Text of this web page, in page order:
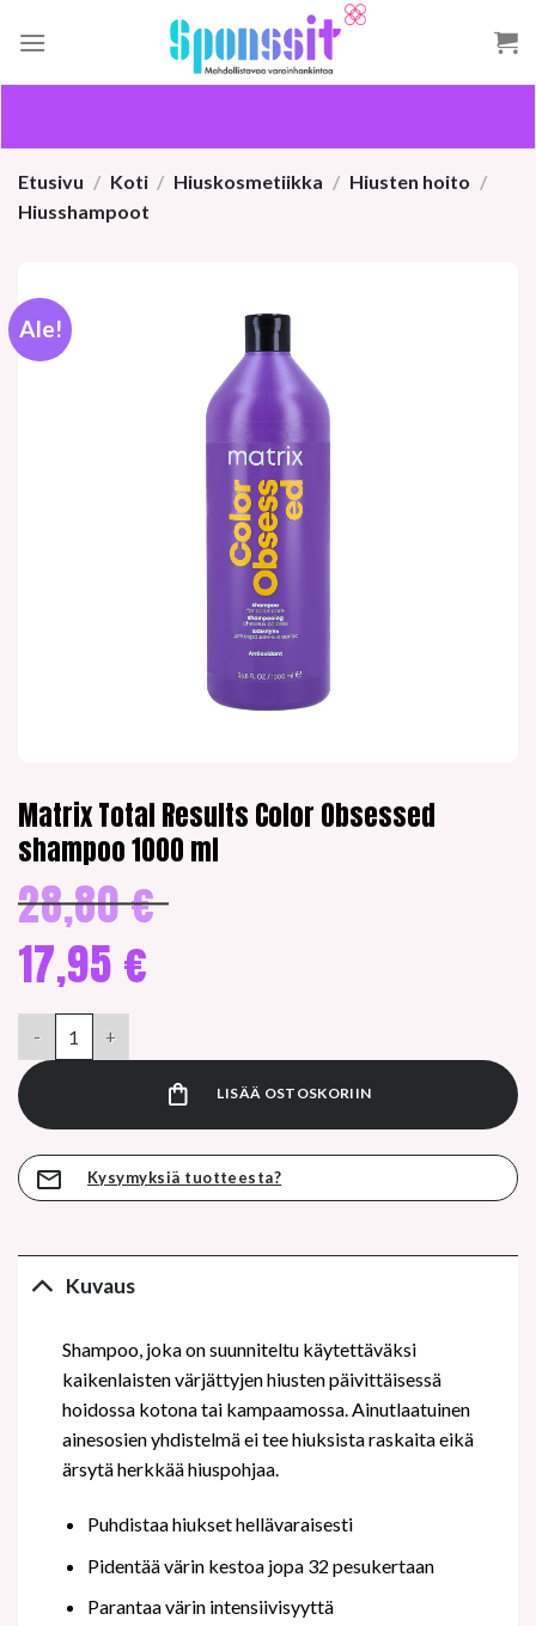
Etusivu / Koti / Hiuskosmetiikka / Hiusten hoito /
Hiusshampoot
Ale!
Matrix Total Results Color Obsessed
shampoo 1000 ml
28,80€ hinta
17,95 €
hinta
on:
17,95 €.
LISÄÄ OSTOSKORIIN
Kysymyksiä tuotteesta?
Kuvaus
Shampoo, joka on suunniteltu käytettäväksi
kaikenlaisten värjättyjen hiusten päivittäisessä
hoidossa kotona tai kampaamossa. Ainutlaatuinen
ainesosien yhdistelmä ei tee hiuksista raskaita eikä
ärsytä herkkää hiuspohjaa.
Puhdistaa hiukset hellävaraisesti
Pidentää värin kestoa jopa 32 pesukertaan
Parantaa värin intensiivisyyttä